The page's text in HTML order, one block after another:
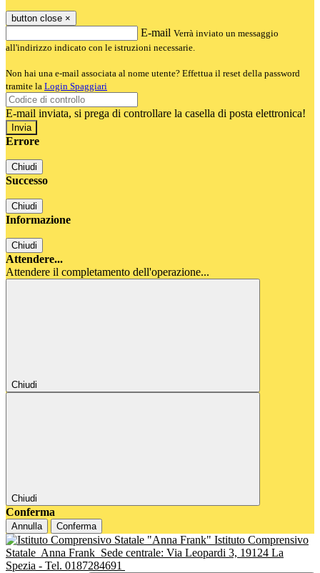
button close ×
E-mail Verrà inviato un messaggio
all'indirizzo indicato con le istruzioni necessarie.
Non hai una e-mail associata al nome utente? Effettua il reset della password
tramite la Login Spaggiari
E-mail inviata, si prega di controllare la casella di posta elettronica!
Errore
Chiudi
Successo
Chiudi
Informazione
Chiudi
Attendere...
Attendere il completamento dell'operazione...
Chiudi
Chiudi
Conferma
Annulla Conferma
Istituto Comprensivo
Statale Anna Frank Sede centrale: Via Leopardi 3, 19124 La
Spezia - Tel. 0187284691